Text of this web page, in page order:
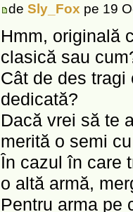
deSly_Fox pe 19
Hmm, originală
clasică sau
Cât de des
dedicată?
Dacă vrei să te
merită o semi
În cazul în care
o altă armă,
Pentru arma pe